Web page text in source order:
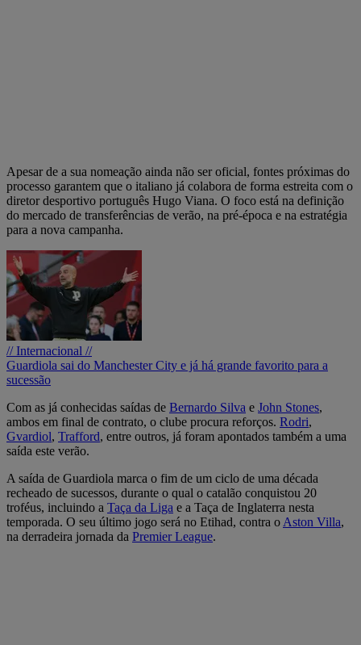
Apesar de a sua nomeação ainda não ser oficial, fontes próximas do
processo garantem que o italiano já colabora de forma estreita com o
diretor desportivo português Hugo Viana. O foco está na definição
do mercado de transferências de verão, na pré-época e na estratégia
para a nova campanha.
// Internacional //
Guardiola sai do Manchester City e já há grande favorito para a
sucessão
Com as já conhecidas saídas de Bernardo Silva e John Stones,
ambos em final de contrato, o clube procura reforços. Rodri,
Gvardiol, Trafford, entre outros, já foram apontados também a uma
saída este verão.
A saída de Guardiola marca o fim de um ciclo de uma década
recheado de sucessos, durante o qual o catalão conquistou 20
troféus, incluindo a Taça da Liga e a Taça de Inglaterra nesta
temporada. O seu último jogo será no Etihad, contra o Aston Villa,
na derradeira jornada da Premier League.